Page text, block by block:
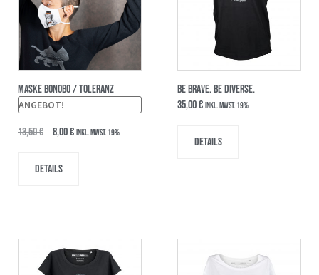
MASKE BONOBO / TOLERANZ
ANGEBOT!
13,50€ 8,00€ inkl. MwSt. 19%
Details
BE BRAVE. BE DIVERSE.
35,00€ inkl. MwSt. 19%
Details